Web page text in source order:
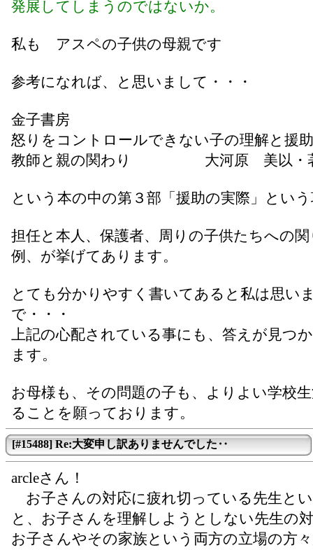
発展してしまうのではないか。
私も アスペの子供の母親です
参考になれば、と思いまして・・・
金子書房
怒りをコントロールできない子の理解と援助
教師と親の関わり 大河原 美以・
という本の中の第３部「援助の実際」とい
担任と本人、保護者、周りの子供たちへの
例、が挙げてあります。
とても分かりやすく書いてあると私は思い
で・・・
上記の心配されている事にも、答えが見つ
ます。
お母様も、その問題の子も、よりよい学校
ることを願っております。
[#15488] Re:大変申し訳ありませんでした‥
arcleさん！
お子さんの対応に疲れ切っている先生と
と、お子さんを理解しようとしない先生の
お子さんやその家族という両方の立場の方